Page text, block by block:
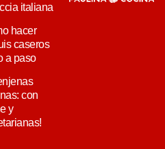
italiana
hacer
caseros
a paso
con
y